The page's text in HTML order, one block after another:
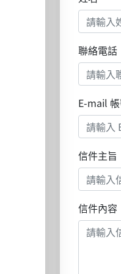
聯絡電話
E-mail
信件主旨
信件內容